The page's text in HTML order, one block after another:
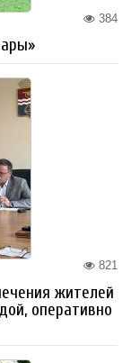
384
821
жителей
оперативно